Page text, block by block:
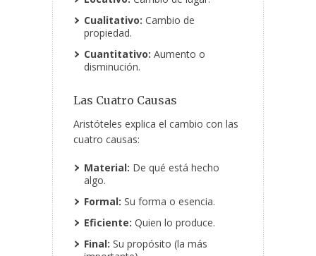
Cualitativo: Cambio de
propiedad.
Cuantitativo: Aumento o
disminución.
Las Cuatro Causas
Aristóteles explica el cambio con las
cuatro causas:
Material: De qué está hecho
algo.
Formal: Su forma o esencia.
Eficiente: Quien lo produce.
Final: Su propósito (la más